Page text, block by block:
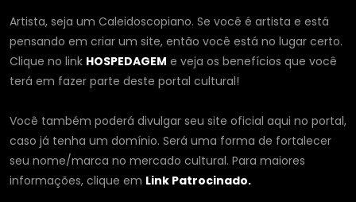
Artista, seja um Caleidoscopiano. Se você é artista e está
pensando em criar um site, então você está no lugar certo.
Clique no link HOSPEDAGEM e veja os benefícios que você
terá em fazer parte deste portal cultural!
Você também poderá divulgar seu site oficial aqui no portal,
caso já tenha um domínio. Será uma forma de fortalecer
seu nome/marca no mercado cultural. Para maiores
informações, clique em Link Patrocinado.